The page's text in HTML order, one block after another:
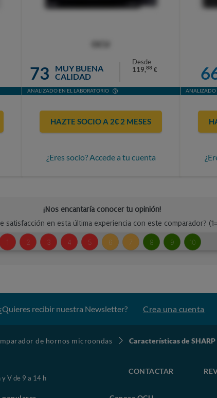
73
MUY BUENA
CALIDAD
Desde
119,88 €
ANALIZADO EN EL LABORATORIO
HAZTE SOCIO A 2€ 2 MESES
¿Eres socio? Accede a tu cuenta
ANALIZADO
¿Quieres recibir nuestra Newsletter? Crea una cuenta
de hornos microondas Características de SHARP
y V de 9 a 14 h
CONTACTAR